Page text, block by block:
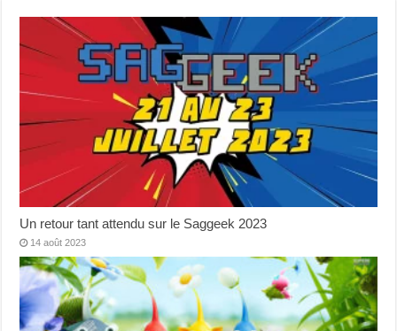
Un retour tant attendu sur le Saggeek 2023
14 août 2023